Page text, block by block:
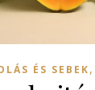
ÉS SEBEK,